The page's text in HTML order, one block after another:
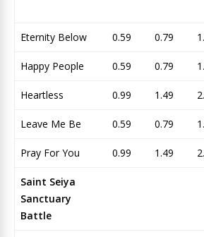
Eternity Below 0.59 0.79
Happy People 0.59 0.79
Heartless 0.99 1.49
Leave Me Be 0.59 0.79
Pray For You 0.99 1.49
Saint Seiya
Sanctuary
Battle